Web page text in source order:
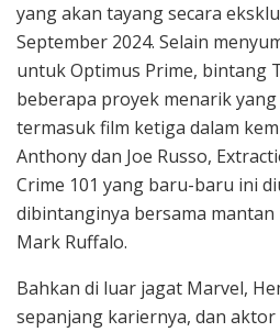
yang akan tayang secara
September 2024. Selain
untuk Optimus Prime, bintang
beberapa proyek menarik
termasuk film ketiga dalam
Anthony dan Joe Russo,
Crime 101 yang baru-baru ini
dibintanginya bersama mantan
Mark Ruffalo.
Bahkan di luar jagat Marvel,
sepanjang kariernya, dan